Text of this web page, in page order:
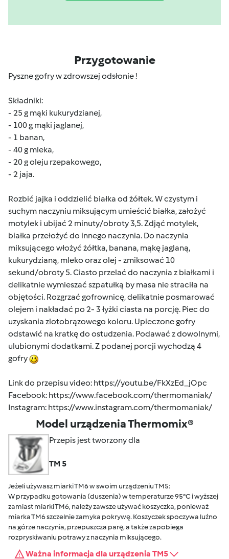
Przygotowanie
Pyszne gofry w zdrowszej odsłonie !
Składniki:
- 25 g mąki kukurydzianej,
- 100 g mąki jaglanej,
- 1 banan,
- 40 g mleka,
- 20 g oleju rzepakowego,
- 2 jaja.
Rozbić jajka i oddzielić białka od żółtek. W czystym i
suchym naczyniu miksującym umieścić białka, założyć
motylek i ubijać 2 minuty/obroty 3,5. Zdjąć motylek,
białka przełożyć do innego naczynia. Do naczynia
miksującego włożyć żółtka, banana, mąkę jaglaną,
kukurydzianą, mleko oraz olej - zmiksować 10
sekund/obroty 5. Ciasto przelać do naczynia z białkami i
delikatnie wymieszać szpatułką by masa nie straciła na
objętości. Rozgrzać gofrownicę, delikatnie posmarować
olejem i nakładać po 2- 3 łyżki ciasta na porcję. Piec do
uzyskania zlotobrązowego koloru. Upieczone gofry
odstawić na kratkę do ostudzenia. Podawać z dowolnymi,
ulubionymi dodatkami. Z podanej porcji wychodzą 4
gofry
Link do przepisu video: https://youtu.be/FkXzEd_jOpc
Facebook: https://www.facebook.com/thermomaniak/
Instagram: https://www.instagram.com/thermomaniak/
Model urządzenia Thermomix®
Przepis jest tworzony dla
TM 5
Jeżeli używasz miarki TM6 w swoim urządzeniu TM5:
W przypadku gotowania (duszenia) w temperaturze 95°C i wyższej
zamiast miarki TM6, należy zawsze używać koszyczka, ponieważ
miarka TM6 szczelnie zamyka pokrywę. Koszyczek spoczywa luźno
na górze naczynia, przepuszcza parę, a także zapobiega
rozpryskiwaniu potrawy z naczynia miksującego.
Ważna informacja dla urządzenia TM5